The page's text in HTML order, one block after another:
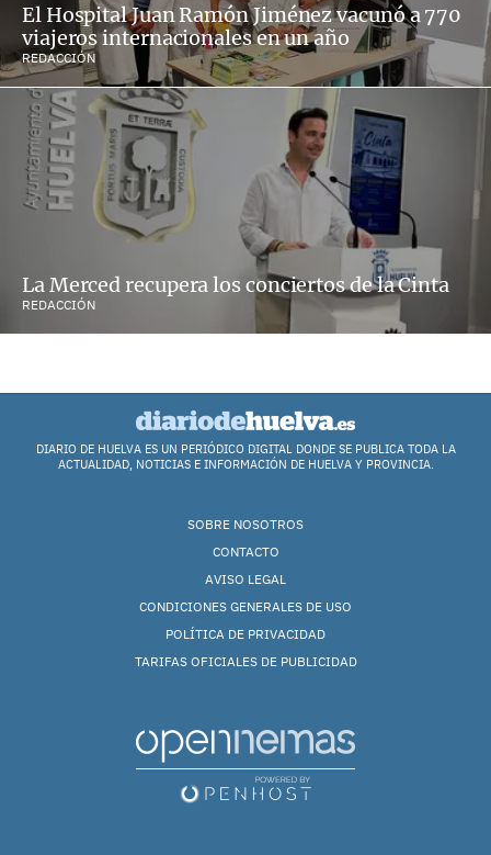
El Hospital Juan Ramón Jiménez vacunó a 770
viajeros internacionales en un año
REDACCIÓN
La Merced recupera los conciertos de la Cinta
REDACCIÓN
DIARIO DE HUELVA ES UN PERIÓDICO DIGITAL DONDE SE PUBLICA TODA LA
ACTUALIDAD, NOTICIAS E INFORMACIÓN DE HUELVA Y PROVINCIA.
SOBRE NOSOTROS
CONTACTO
AVISO LEGAL
CONDICIONES GENERALES DE USO
POLÍTICA DE PRIVACIDAD
TARIFAS OFICIALES DE PUBLICIDAD